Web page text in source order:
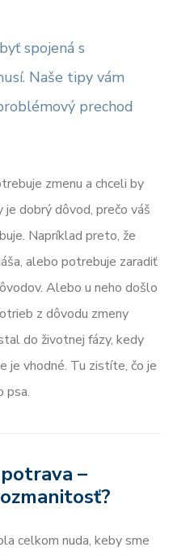
spojená s
Naše tipy vám
prechod
zmenu a chceli by
dobrý dôvod, prečo váš
Napríklad preto, že
alebo potrebuje zaradiť
Alebo u neho došlo
z dôvodu zmeny
do životnej fázy, kedy
je vhodné. Tu zistíte, čo je
psa.
–
celkom nuda, keby sme